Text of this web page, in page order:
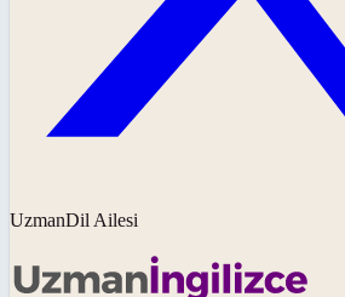
UzmanDil Ailesi